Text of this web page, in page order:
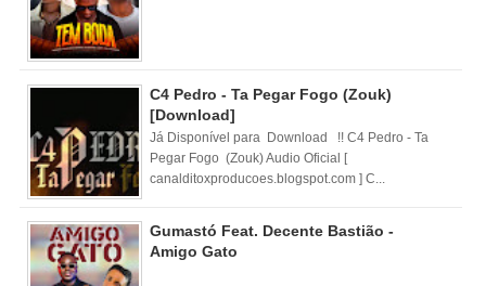
C4 Pedro - Ta Pegar Fogo (Zouk)
[Download]
Já Disponível para Download !! C4 Pedro - Ta
Pegar Fogo (Zouk) Audio Oficial [
canalditoxproducoes.blogspot.com ] C...
Gumastó Feat. Decente Bastião -
Amigo Gato